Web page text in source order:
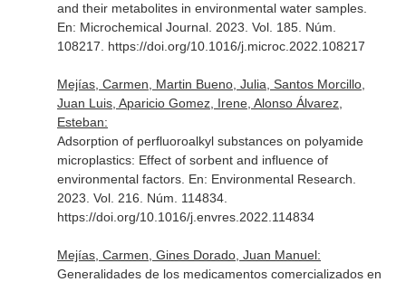
and their metabolites in environmental water samples.
En: Microchemical Journal. 2023. Vol. 185. Núm.
108217. https://doi.org/10.1016/j.microc.2022.108217
Mejías, Carmen, Martin Bueno, Julia, Santos Morcillo,
Juan Luis, Aparicio Gomez, Irene, Alonso Álvarez,
Esteban:
Adsorption of perfluoroalkyl substances on polyamide
microplastics: Effect of sorbent and influence of
environmental factors. En: Environmental Research
2023. Vol. 216. Núm. 114834.
https://doi.org/10.1016/j.envres.2022.114834
Mejías, Carmen, Gines Dorado, Juan Manuel:
Generalidades de los medicamentos comercializados en